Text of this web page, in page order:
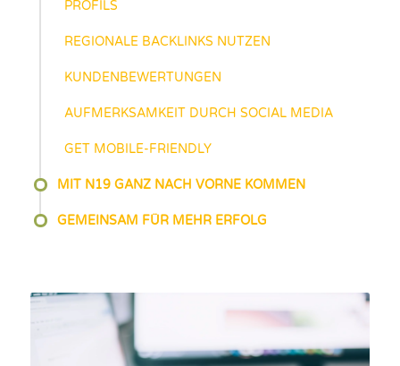
PROFILS
REGIONALE BACKLINKS NUTZEN
KUNDENBEWERTUNGEN
AUFMERKSAMKEIT DURCH SOCIAL MEDIA
GET MOBILE-FRIENDLY
MIT N19 GANZ NACH VORNE KOMMEN
GEMEINSAM FÜR MEHR ERFOLG